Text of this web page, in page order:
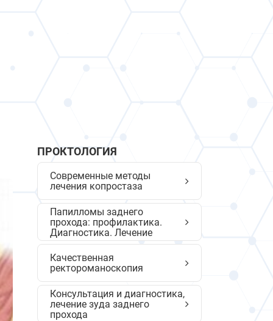
ПРОКТОЛОГИЯ
Современные методы
лечения копростаза
Папилломы заднего
прохода: профилактика.
Диагностика. Лечение
Качественная
ректороманоскопия
Консультация и диагностика,
лечение зуда заднего
прохода